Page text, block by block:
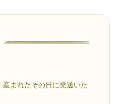
まれたその日に発送いた